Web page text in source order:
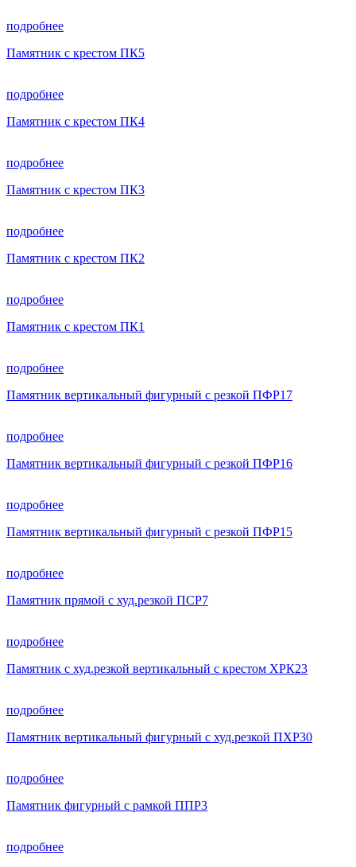
подробнее
Памятник с крестом ПК5
подробнее
Памятник с крестом ПК4
подробнее
Памятник с крестом ПК3
подробнее
Памятник с крестом ПК2
подробнее
Памятник с крестом ПК1
подробнее
Памятник вертикальный фигурный с резкой ПФР17
подробнее
Памятник вертикальный фигурный с резкой ПФР16
подробнее
Памятник вертикальный фигурный с резкой ПФР15
подробнее
Памятник прямой с худ.резкой ПСР7
подробнее
Памятник с худ.резкой вертикальный с крестом ХРК23
подробнее
Памятник вертикальный фигурный с худ.резкой ПХР30
подробнее
Памятник фигурный с рамкой ППР3
подробнее